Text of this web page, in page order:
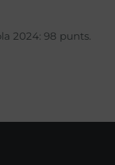
2024: 98 punts.